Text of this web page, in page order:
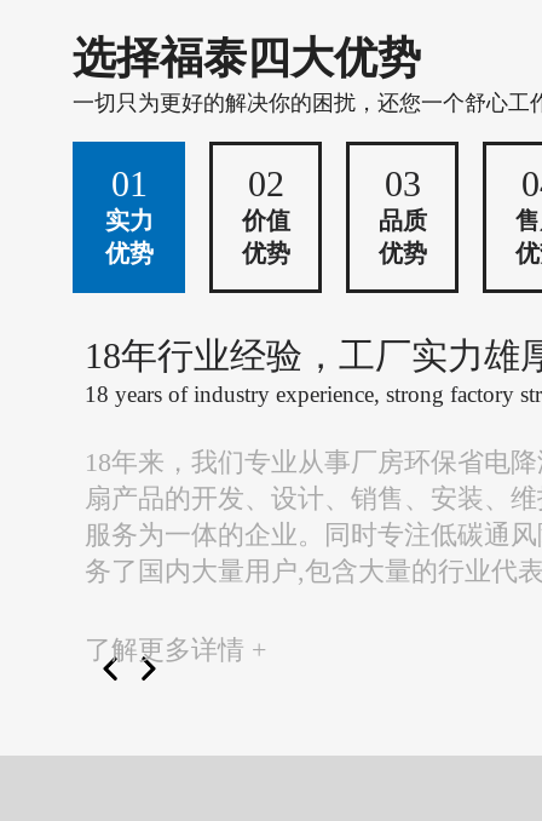
选择福泰四大优势
一切只为更好的解决你的困扰，还您一个舒心工
01
实力
优势
02
价值
优势
03
品质
优势
18年行业经验，工厂实力雄
18 years of industry experience, strong factory
18年来，我们专业从事厂房环保省电
扇产品的开发、设计、销售、安装、
服务为一体的企业。同时专注低碳通
务了国内大量用户,包含大量的行业代
了解更多详情 +